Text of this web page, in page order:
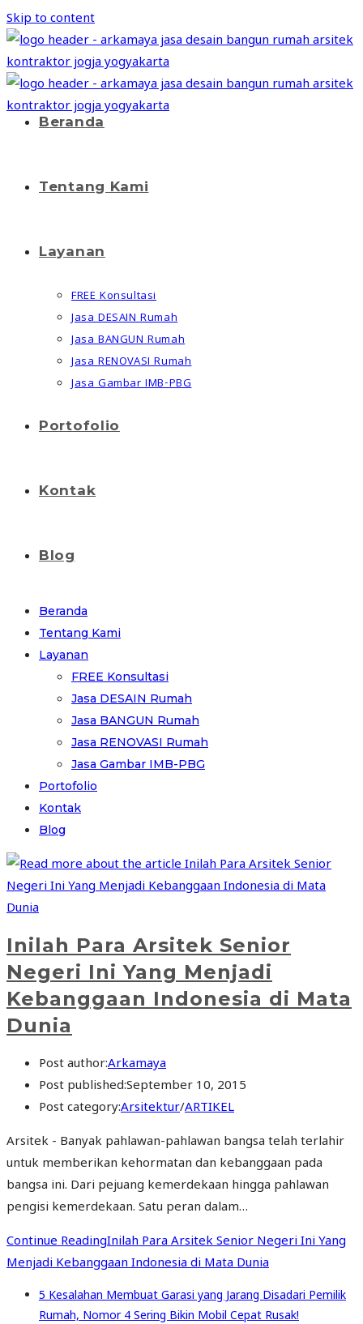
Skip to content
Beranda
Tentang Kami
Layanan
FREE Konsultasi
Jasa DESAIN Rumah
Jasa BANGUN Rumah
Jasa RENOVASI Rumah
Jasa Gambar IMB-PBG
Portofolio
Kontak
Blog
Beranda
Tentang Kami
Layanan
FREE Konsultasi
Jasa DESAIN Rumah
Jasa BANGUN Rumah
Jasa RENOVASI Rumah
Jasa Gambar IMB-PBG
Portofolio
Kontak
Blog
Inilah Para Arsitek Senior
Negeri Ini Yang Menjadi
Kebanggaan Indonesia di Mata
Dunia
Post author:Arkamaya
Post published:September 10, 2015
Post category:Arsitektur/ARTIKEL
Arsitek - Banyak pahlawan-pahlawan bangsa telah terlahir
untuk memberikan kehormatan dan kebanggaan pada
bangsa ini. Dari pejuang kemerdekaan hingga pahlawan
pengisi kemerdekaan. Satu peran dalam…
Continue ReadingInilah Para Arsitek Senior Negeri Ini Yang
Menjadi Kebanggaan Indonesia di Mata Dunia
5 Kesalahan Membuat Garasi yang Jarang Disadari Pemilik
Rumah, Nomor 4 Sering Bikin Mobil Cepat Rusak!